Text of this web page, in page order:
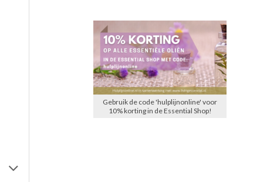
Gebruik de code 'hulplijnonline' voor
10% korting in de Essential Shop!